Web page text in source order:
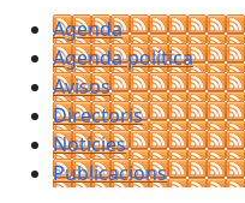
Agenda
Agenda política
Avisos
Directoris
Notícies
Publicacions